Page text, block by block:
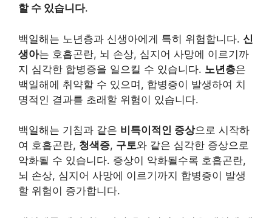
할 수 있습니다.
백일해는 노년층과 신생아에게 특히 위험합니다. 신
생아는 호흡곤란, 뇌 손상, 심지어 사망에 이르기까
지 심각한 합병증을 일으킬 수 있습니다. 노년층은
백일해에 취약할 수 있으며, 합병증이 발생하여 치
명적인 결과를 초래할 위험이 있습니다.
백일해는 기침과 같은 비특이적인 증상으로 시작하
여 호흡곤란, 청색증, 구토와 같은 심각한 증상으로
악화될 수 있습니다. 증상이 악화될수록 호흡곤란,
뇌 손상, 심지어 사망에 이르기까지 합병증이 발생
할 위험이 증가합니다.